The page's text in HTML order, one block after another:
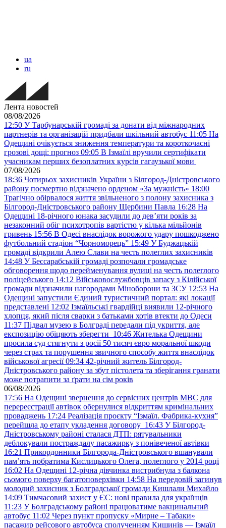
ua
ru
Лента новостей
08/08/2026
12:50 У Тарбунарській громаді за донати від міжнародних
партнерів та організацій придбали шкільний автобус 11:05 На
Одещині очікується зниження температури та короткочасні
грозові дощі: прогноз 09:05 В Ізмаїлі вручили сертифікати
учасникам перших безоплатних курсів гагаузької мови
07/08/2026
18:36 Чотирьох захисників України з Білгород-Дністровського
району посмертно відзначено орденом «За мужність» 18:00
Трагічно обірвалося життя звільненого з полону захисника з
Білгород-Дністровського району Щербини Павла 16:28 На
Одещині 18-річного юнака засудили до дев’яти років за
незаконний обіг психотропів вартістю у кілька мільйонів
гривень 15:56 В Одесі внаслідок ворожого удару пошкоджено
футбольний стадіон “Чорноморець” 15:49 У Буджацькій
громаді відкрили Алею Слави на честь полеглих захисників
14:48 У Бессарабській громаді розпочали громадське
обговорення щодо перейменування вулиці на честь полеглого
поліцейського 14:12 Військовослужбовців запасу з Кілійської
громади відзначили нагородами Міноборони та ЗСУ 12:53 На
Одещині запустили Єдиний туристичний портал: які локації
представлені 12:02 Ізмаїльські гвардійці виявили 12-річного
хлопця, який після сварки з батьками хотів втекти до Одеси
11:37 Підвал музею в Болграді передали під укриття, але
експозицію обіцяють зберегти 10:46 Жителька Одещини
просила суд стягнути з росії 50 тисяч євро моральної шкоди
через страх та порушення звичного способу життя внаслідок
військової агресії 09:34 42-річний житель Білгород-
Дністровського району за збут пістолета та зберігання гранати
може потрапити за ґрати на сім років
06/08/2026
17:56 На Одещині звернення до сервісних центрів МВС для
перереєстрації автівок обернулися відкриттям кримінальних
проваджень 17:24 Реалізація проєкту “Ізмаїл. Фабрика-кухня”
перейшла до етапу укладення договору 16:43 У Білгород-
Дністровському районі сталася ДТП: рятувальники
деблокували постраждалу пасажирку з понівеченої автівки
16:21 Прикордонники Білгорода-Дністровського вшанували
пам’ять побратима Кислицького Олега, полеглого у 2014 році
16:02 На Одещині 12-річна дівчинка вистрибнула з балкона
сьомого поверху багатоповерхівки 14:58 На передовій загинув
молодий захисник з Болградської громади Кишлали Михайло
14:09 Тимчасовий захист у ЄС: нові правила для українців
11:23 У Болградському районі працюватиме вакцинальний
автобус 11:02 Через пункт пропуску «Мирне – Табаки»
пасажир рейсового автобуса сполученням Кишинів — Ізмаїл